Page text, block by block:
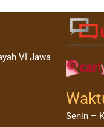
VI Jawa
Senin –